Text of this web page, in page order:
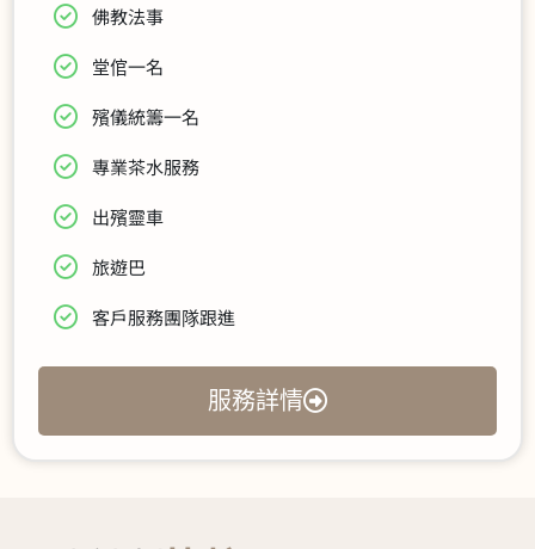
佛教法事
堂倌一名
殯儀統籌一名
專業茶水服務
出殯靈車
旅遊巴
客戶服務團隊跟進
服務詳情